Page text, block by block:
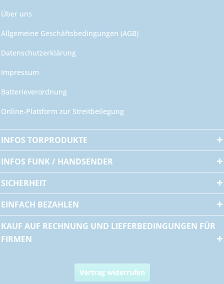
Über uns
Allgemeine Geschäftsbedingungen (AGB)
Datenschutzerklärung
Impressum
Batterieverordnung
Online-Plattform zur Streitbeilegung
INFOS TORPRODUKTE
INFOS FUNK / HANDSENDER
SICHERHEIT
EINFACH BEZAHLEN
KAUF AUF RECHNUNG UND LIEFERBEDINGUNGEN FÜR
FIRMEN
Vertrag widerrufen